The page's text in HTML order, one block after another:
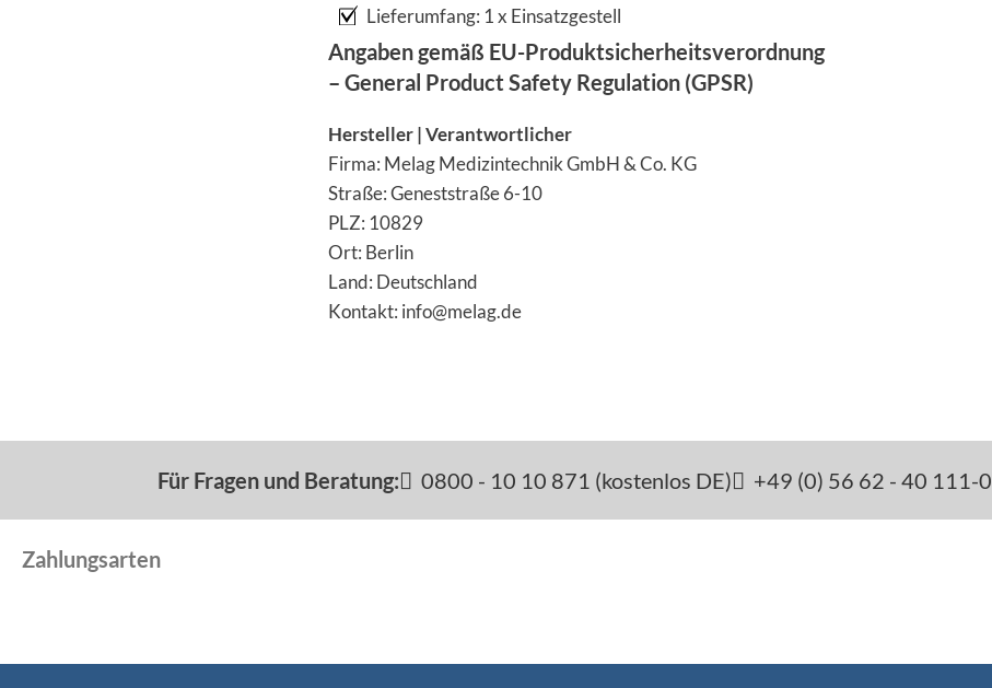
Lieferumfang: 1 x Einsatzgestell
Angaben gemäß EU-Produktsicherheitsverordnung
– General Product Safety Regulation (GPSR)
Hersteller | Verantwortlicher
Firma: Melag Medizintechnik GmbH & Co. KG
Straße: Geneststraße 6-10
PLZ: 10829
Ort: Berlin
Land: Deutschland
Kontakt: info@melag.de
Für Fragen und Beratung: 0800 - 10 10 871 (kostenlos DE) +49 (0) 56 62 - 40 111-0
Zahlungsarten